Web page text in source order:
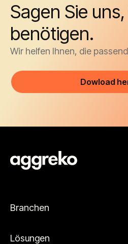
Sagen Sie
benötigen.
Wir helfen Ihnen, die
Dowload
Branchen
Lösungen